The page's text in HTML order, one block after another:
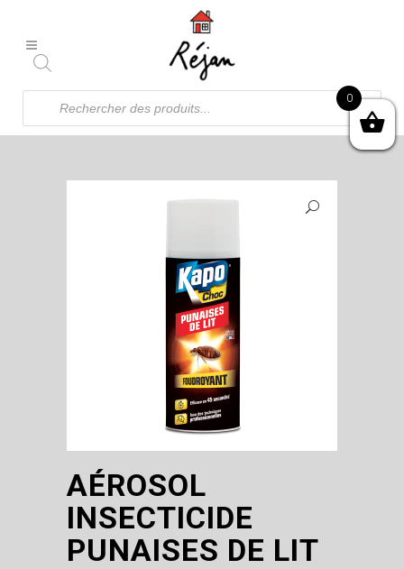
Recherche
produits
AÉROSOL
INSECTICIDE
PUNAISES DE LIT
0